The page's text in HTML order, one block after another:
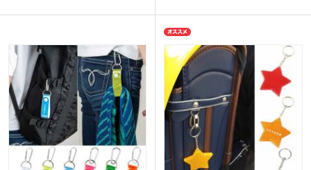
キュート!
場で鍵を落としたときなど、困ったとき
に助かるアイテムです。
電池交換ができませんが、電池が切れた
後でもリフレクターとして利用できま
す。
交通安全対策に最適。実用性とかわいさ
表面に1色印刷が可能。防犯イベントや
交通安全キャンペーンでの配布用ノベル
ティとして活躍します。